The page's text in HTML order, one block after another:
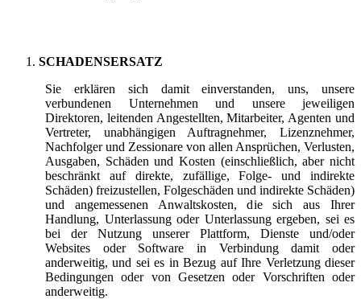
SCHADENSERSATZ
Sie erklären sich damit einverstanden, uns, unsere
verbundenen Unternehmen und unsere jeweiligen
Direktoren, leitenden Angestellten, Mitarbeiter, Agenten und
Vertreter, unabhängigen Auftragnehmer, Lizenznehmer,
Nachfolger und Zessionare von allen Ansprüchen, Verlusten,
Ausgaben, Schäden und Kosten (einschließlich, aber nicht
beschränkt auf direkte, zufällige, Folge- und indirekte
Schäden) freizustellen, Folgeschäden und indirekte Schäden)
und angemessenen Anwaltskosten, die sich aus Ihrer
Handlung, Unterlassung oder Unterlassung ergeben, sei es
bei der Nutzung unserer Plattform, Dienste und/oder
Websites oder Software in Verbindung damit oder
anderweitig, und sei es in Bezug auf Ihre Verletzung dieser
Bedingungen oder von Gesetzen oder Vorschriften oder
anderweitig.